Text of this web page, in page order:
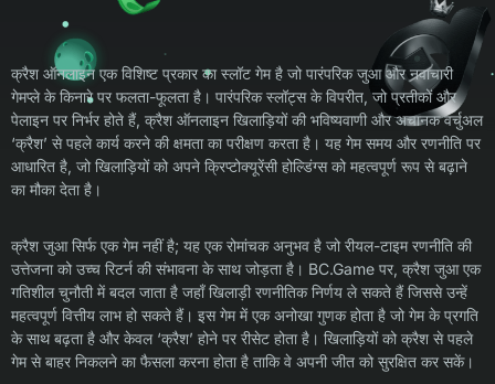
क्रैश ऑनलाइन एक विशिष्ट प्रकार का स्लॉट गेम है जो पारंपरिक जुआ और नवाचारी
गेमप्ले के किनारे पर फलता-फूलता है। पारंपरिक स्लॉट्स के विपरीत, जो प्रतीकों और
पेलाइन पर निर्भर होते हैं, क्रैश ऑनलाइन खिलाड़ियों की भविष्यवाणी और अचानक वर्चुअल
‘क्रैश’ से पहले कार्य करने की क्षमता का परीक्षण करता है। यह गेम समय और रणनीति पर
आधारित है, जो खिलाड़ियों को अपने क्रिप्टोक्यूरेंसी होल्डिंग्स को महत्वपूर्ण रूप से बढ़ाने
का मौका देता है।
क्रैश जुआ सिर्फ एक गेम नहीं है; यह एक रोमांचक अनुभव है जो रीयल-टाइम रणनीति की
उत्तेजना को उच्च रिटर्न की संभावना के साथ जोड़ता है। BC.Game पर, क्रैश जुआ एक
गतिशील चुनौती में बदल जाता है जहाँ खिलाड़ी रणनीतिक निर्णय ले सकते हैं जिससे उन्हें
महत्वपूर्ण वित्तीय लाभ हो सकते हैं। इस गेम में एक अनोखा गुणक होता है जो गेम के प्रगति
के साथ बढ़ता है और केवल ‘क्रैश’ होने पर रीसेट होता है। खिलाड़ियों को क्रैश से पहले
गेम से बाहर निकलने का फैसला करना होता है ताकि वे अपनी जीत को सुरक्षित कर सकें।